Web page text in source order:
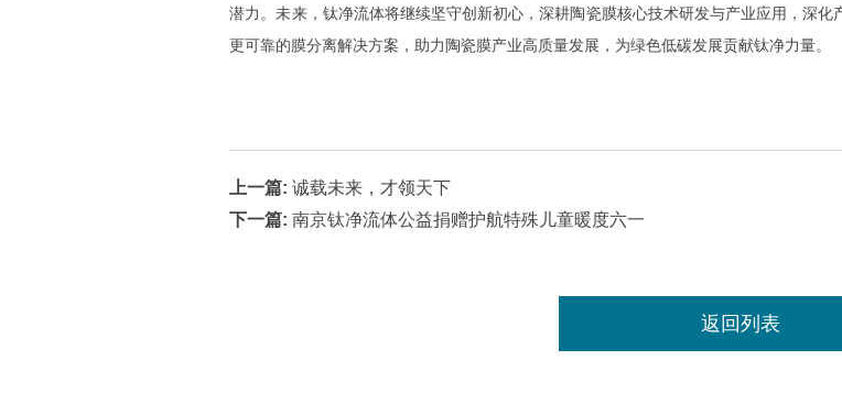
潜力。未来，钛净流体将继续坚守创新初心，深耕陶瓷膜核心技术研发与产业应用，深化
更可靠的膜分离解决方案，助力陶瓷膜产业高质量发展，为绿色低碳发展贡献钛净力量。
上一篇:诚载未来，才领天下
下一篇: 南京钛净流体公益捐赠护航特殊儿童暖度六一
返回列表